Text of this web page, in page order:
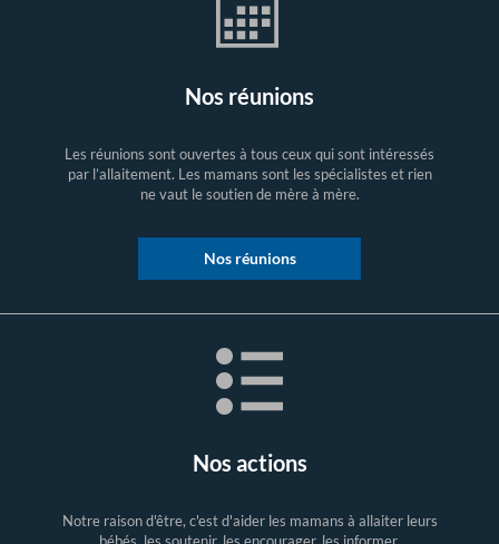
Nos réunions
Les réunions sont ouvertes à tous ceux qui sont intéressés
par l’allaitement. Les mamans sont les spécialistes et rien
ne vaut le soutien de mère à mère.
Nos réunions
Nos actions
Notre raison d'être, c'est d'aider les mamans à allaiter leurs